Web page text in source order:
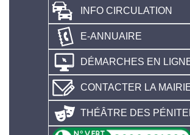
INFO CIRCULATION
E-ANNUAIRE
DÉMARCHES EN
CONTACTER LA
THÉÂTRE DES